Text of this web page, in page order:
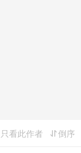
倒序
只看此作者